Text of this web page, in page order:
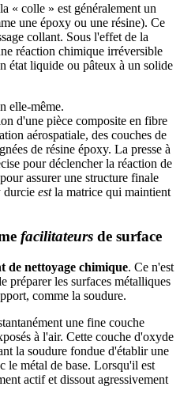
« colle » est généralement un
une époxy ou une résine). Ce
collant. Sous l'effet de la
réaction chimique irréversible
état liquide ou pâteux à un solide
elle-même.
d'une pièce composite en fibre
aérospatiale, des couches de
de résine époxy. La presse à
pour déclencher la réaction de
assurer une structure finale
durcie estla matrice qui maintient
facilitateurs de surface
de nettoyage chimique. Ce n'est
préparer les surfaces métalliques
comme la soudure.
une fine couche
à l'air. Cette couche d'oxyde
la soudure fondue d'établir une
le métal de base. Lorsqu'il est
actif et dissout agressivement